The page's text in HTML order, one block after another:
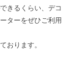
きるくらい、デコ
ターをぜひご利用
おります。